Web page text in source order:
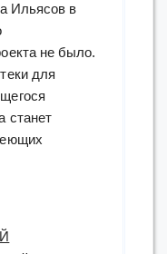
Ильясов в
не было.
для
станет